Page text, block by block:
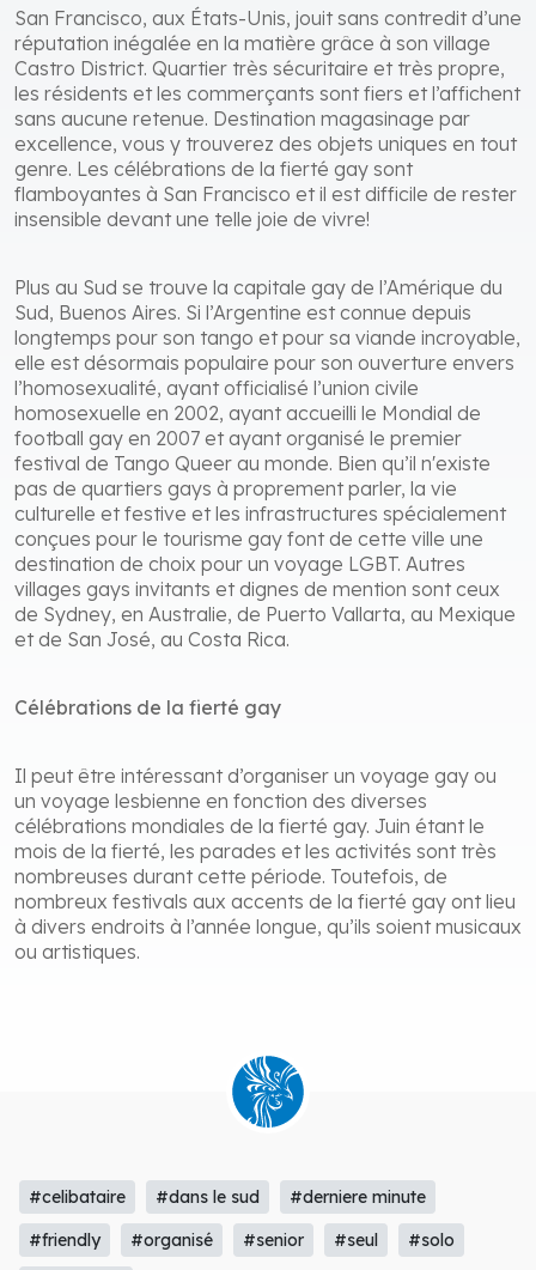
San Francisco, aux États-Unis, jouit sans contredit d’une
réputation inégalée en la matière grâce à son village
Castro District. Quartier très sécuritaire et très propre,
les résidents et les commerçants sont fiers et l’affichent
sans aucune retenue. Destination magasinage par
excellence, vous y trouverez des objets uniques en tout
genre. Les célébrations de la fierté gay sont
flamboyantes à San Francisco et il est difficile de rester
insensible devant une telle joie de vivre!
Plus au Sud se trouve la capitale gay de l’Amérique du
Sud, Buenos Aires. Si l’Argentine est connue depuis
longtemps pour son tango et pour sa viande incroyable,
elle est désormais populaire pour son ouverture envers
l’homosexualité, ayant officialisé l’union civile
homosexuelle en 2002, ayant accueilli le Mondial de
football gay en 2007 et ayant organisé le premier
festival de Tango Queer au monde. Bien qu’il n'existe
pas de quartiers gays à proprement parler, la vie
culturelle et festive et les infrastructures spécialement
conçues pour le tourisme gay font de cette ville une
destination de choix pour un voyage LGBT. Autres
villages gays invitants et dignes de mention sont ceux
de Sydney, en Australie, de Puerto Vallarta, au Mexique
et de San José, au Costa Rica.
Célébrations de la fierté gay
Il peut être intéressant d’organiser un voyage gay ou
un voyage lesbienne en fonction des diverses
célébrations mondiales de la fierté gay. Juin étant le
mois de la fierté, les parades et les activités sont très
nombreuses durant cette période. Toutefois, de
nombreux festivals aux accents de la fierté gay ont lieu
à divers endroits à l’année longue, qu’ils soient musicaux
ou artistiques.
#celibataire #dans le sud
#derniere minute
#friendly
#organisé #senior #seul
#solo